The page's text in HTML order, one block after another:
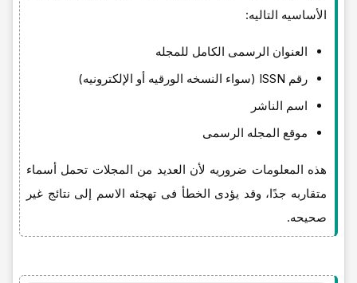
الأساسیه التالیه:
العنوان الرسمی الکامل للمجله
رقم ISSN (سواء النسخه الورقیه أو الإلکترونیه)
اسم الناشر
موقع المجله الرسمی
هذه المعلومات ضروریه لأن العدید من المجلات تحمل أسماء
متقاربه جدًا، وقد یؤدی الخطأ فی تهجئه الاسم إلى نتائج غیر
صحیحه.